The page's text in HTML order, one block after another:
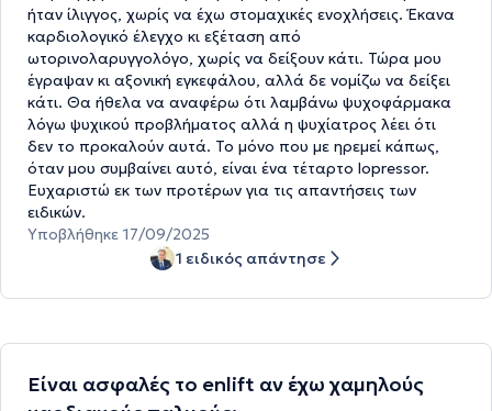
ήταν ίλιγγος, χωρίς να έχω στομαχικές ενοχλήσεις. Έκανα
καρδιολογικό έλεγχο κι εξέταση από
ωτορινολαρυγγολόγο, χωρίς να δείξουν κάτι. Τώρα μου
έγραψαν κι αξονική εγκεφάλου, αλλά δε νομίζω να δείξει
κάτι. Θα ήθελα να αναφέρω ότι λαμβάνω ψυχοφάρμακα
λόγω ψυχικού προβλήματος αλλά η ψυχίατρος λέει ότι
δεν το προκαλούν αυτά. Το μόνο που με ηρεμεί κάπως,
όταν μου συμβαίνει αυτό, είναι ένα τέταρτο lopressor.
Ευχαριστώ εκ των προτέρων για τις απαντήσεις των
ειδικών.
Υποβλήθηκε 17/09/2025
1 ειδικός απάντησε
Είναι ασφαλές το enlift αν έχω χαμηλούς